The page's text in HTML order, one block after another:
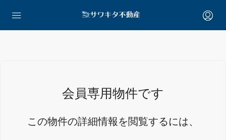
会員専用物件です
この物件の詳細情報を閲覧するには、